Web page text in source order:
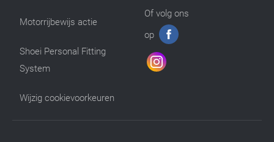
Motorrijbewijs actie
Shoei Personal Fitting
System
Wijzig cookievoorkeuren
Of volg ons
op